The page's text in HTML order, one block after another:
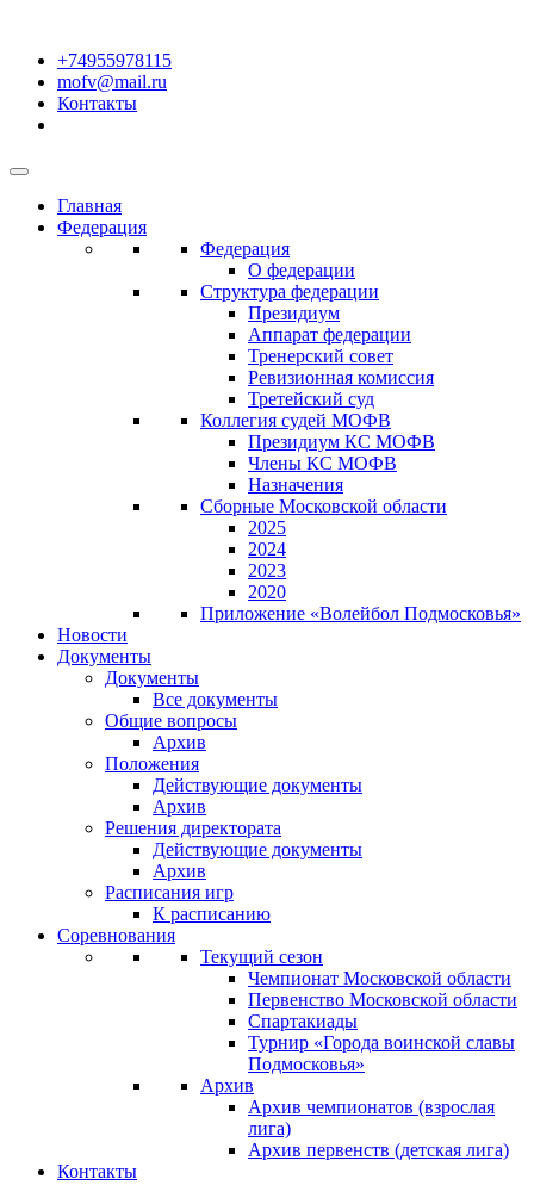
+74955978115
mofv@mail.ru
Контакты
Главная
Федерация
Федерация
О федерации
Структура федерации
Президиум
Аппарат федерации
Тренерский совет
Ревизионная комиссия
Третейский суд
Коллегия судей МОФВ
Президиум КС МОФВ
Члены КС МОФВ
Назначения
Сборные Московской области
2025
2024
2023
2020
Приложение «Волейбол Подмосковья»
Новости
Документы
Документы
Все документы
Общие вопросы
Архив
Положения
Действующие документы
Архив
Решения директората
Действующие документы
Архив
Расписания игр
К расписанию
Соревнования
Текущий сезон
Чемпионат Московской области
Первенство Московской области
Спартакиады
Турнир «Города воинской славы
Подмосковья»
Архив
Архив чемпионатов (взрослая
лига)
Архив первенств (детская лига)
Контакты